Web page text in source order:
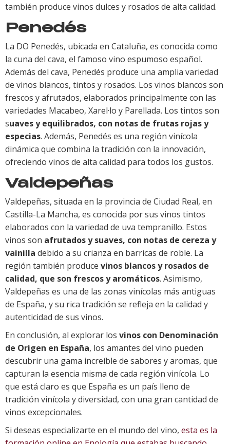
también produce vinos dulces y rosados de alta calidad.
Penedés
La DO Penedés, ubicada en Cataluña, es conocida como
la cuna del cava, el famoso vino espumoso español.
Además del cava, Penedés produce una amplia variedad
de vinos blancos, tintos y rosados. Los vinos blancos son
frescos y afrutados, elaborados principalmente con las
variedades Macabeo, Xarel·lo y Parellada. Los tintos son
suaves y equilibrados, con notas de frutas rojas y
especias. Además, Penedés es una región vinícola
dinámica que combina la tradición con la innovación,
ofreciendo vinos de alta calidad para todos los gustos.
Valdepeñas
Valdepeñas, situada en la provincia de Ciudad Real, en
Castilla-La Mancha, es conocida por sus vinos tintos
elaborados con la variedad de uva tempranillo. Estos
vinos son afrutados y suaves, con notas de cereza y
vainilla debido a su crianza en barricas de roble. La
región también produce vinos blancos y rosados de
calidad, que son frescos y aromáticos. Asimismo,
Valdepeñas es una de las zonas vinícolas más antiguas
de España, y su rica tradición se refleja en la calidad y
autenticidad de sus vinos.
En conclusión, al explorar los vinos con Denominación
de Origen en España, los amantes del vino pueden
descubrir una gama increíble de sabores y aromas, que
capturan la esencia misma de cada región vinícola. Lo
que está claro es que España es un país lleno de
tradición vinícola y diversidad, con una gran cantidad de
vinos excepcionales.
Si deseas especializarte en el mundo del vino, esta es la